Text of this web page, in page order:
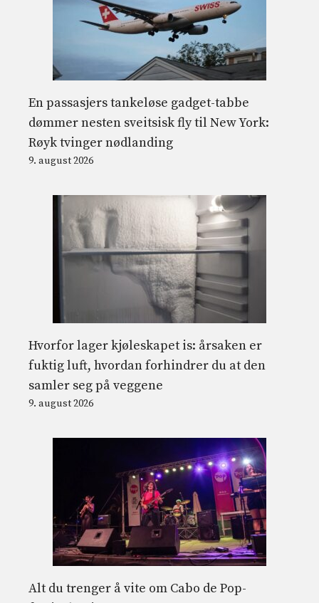
En passasjers tankeløse gadget-tabbe
dømmer nesten sveitsisk fly til New York:
Røyk tvinger nødlanding
9. august 2026
Hvorfor lager kjøleskapet is: årsaken er
fuktig luft, hvordan forhindrer du at den
samler seg på veggene
9. august 2026
Alt du trenger å vite om Cabo de Pop-